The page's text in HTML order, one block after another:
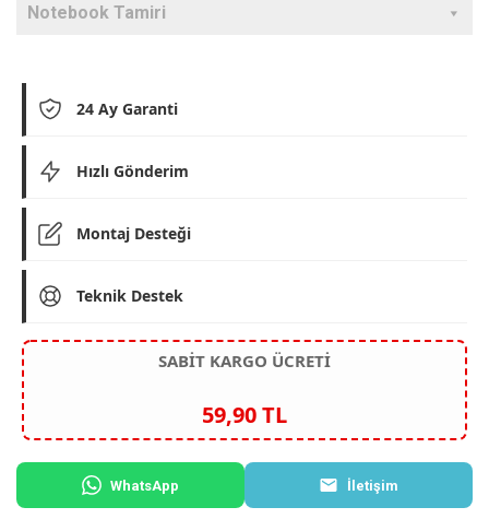
Notebook Tamiri
24 Ay Garanti
Hızlı Gönderim
Montaj Desteği
Teknik Destek
SABİT KARGO ÜCRETİ
59,90 TL
WhatsApp İletişim